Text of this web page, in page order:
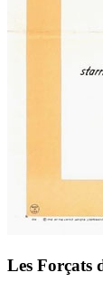
Les Forçats